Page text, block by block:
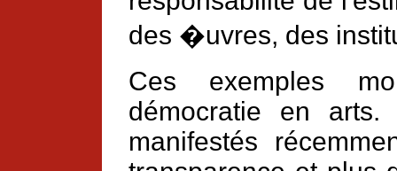
des �uvres, des
Ces exemples
démocratie en
manifestés